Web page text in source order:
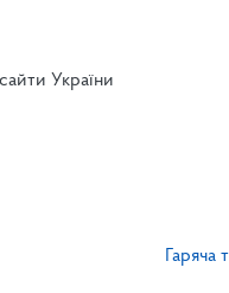
України
Гаряча